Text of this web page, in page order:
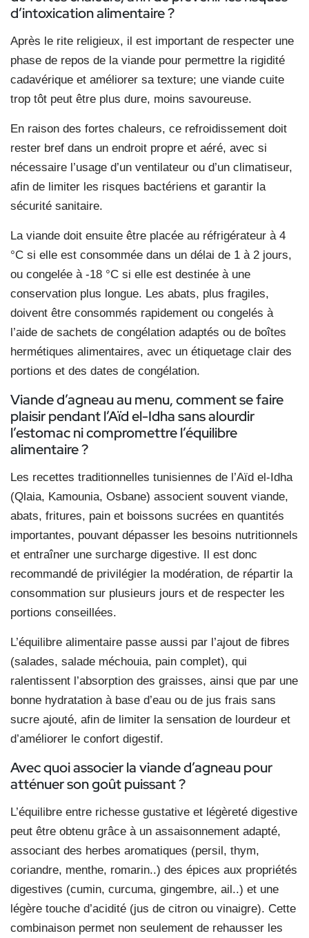
d’intoxication alimentaire ?
Après le rite religieux, il est important de respecter une
phase de repos de la viande pour permettre la rigidité
cadavérique et améliorer sa texture; une viande cuite
trop tôt peut être plus dure, moins savoureuse.
En raison des fortes chaleurs, ce refroidissement doit
rester bref dans un endroit propre et aéré, avec si
nécessaire l’usage d’un ventilateur ou d’un climatiseur,
afin de limiter les risques bactériens et garantir la
sécurité sanitaire.
La viande doit ensuite être placée au réfrigérateur à 4
°C si elle est consommée dans un délai de 1 à 2 jours,
ou congelée à -18 °C si elle est destinée à une
conservation plus longue. Les abats, plus fragiles,
doivent être consommés rapidement ou congelés à
l’aide de sachets de congélation adaptés ou de boîtes
hermétiques alimentaires, avec un étiquetage clair des
portions et des dates de congélation.
Viande d’agneau au menu, comment se faire
plaisir pendant l’Aïd el-Idha sans alourdir
l’estomac ni compromettre l’équilibre
alimentaire ?
Les recettes traditionnelles tunisiennes de l’Aïd el-Idha
(Qlaia, Kamounia, Osbane) associent souvent viande,
abats, fritures, pain et boissons sucrées en quantités
importantes, pouvant dépasser les besoins nutritionnels
et entraîner une surcharge digestive. Il est donc
recommandé de privilégier la modération, de répartir la
consommation sur plusieurs jours et de respecter les
portions conseillées.
L’équilibre alimentaire passe aussi par l’ajout de fibres
(salades, salade méchouia, pain complet), qui
ralentissent l’absorption des graisses, ainsi que par une
bonne hydratation à base d’eau ou de jus frais sans
sucre ajouté, afin de limiter la sensation de lourdeur et
d’améliorer le confort digestif.
Avec quoi associer la viande d’agneau pour
atténuer son goût puissant ?
L’équilibre entre richesse gustative et légèreté digestive
peut être obtenu grâce à un assaisonnement adapté,
associant des herbes aromatiques (persil, thym,
coriandre, menthe, romarin..) des épices aux propriétés
digestives (cumin, curcuma, gingembre, ail..) et une
légère touche d’acidité (jus de citron ou vinaigre). Cette
combinaison permet non seulement de rehausser les